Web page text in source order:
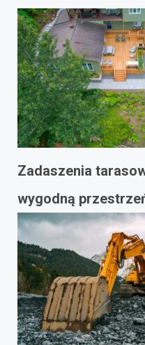
Zadaszenia
wygodną